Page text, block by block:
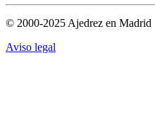
© 2000-2025 Ajedrez en Madrid
Aviso legal